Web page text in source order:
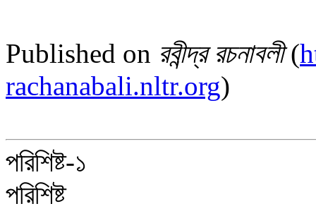
Published on রবীন্দ্র রচনাবলী(
rachanabali.nltr.org)
পরিশিষ্ট-১
পরিশিষ্ট